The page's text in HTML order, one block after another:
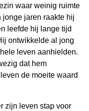
waar weinig ruimte
jonge jaren raakte hij
leefde hij lange tijd
ontwikkelde al jong
leven aanhielden.
dat hem
de moeite waard
zijn leven stap voor